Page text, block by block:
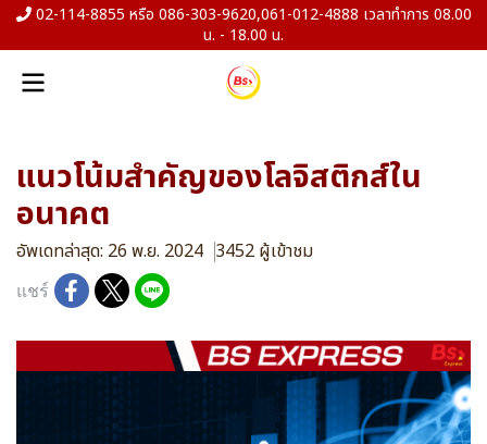
02-114-8855 หรือ 086-303-9620,061-012-4888 เวลาทำการ 08.00
น. - 18.00 น.
แนวโน้มสำคัญของโลจิสติกส์ใน
อนาคต
อัพเดทล่าสุด: 26 พ.ย. 2024 3452 ผู้เข้าชม
แชร์